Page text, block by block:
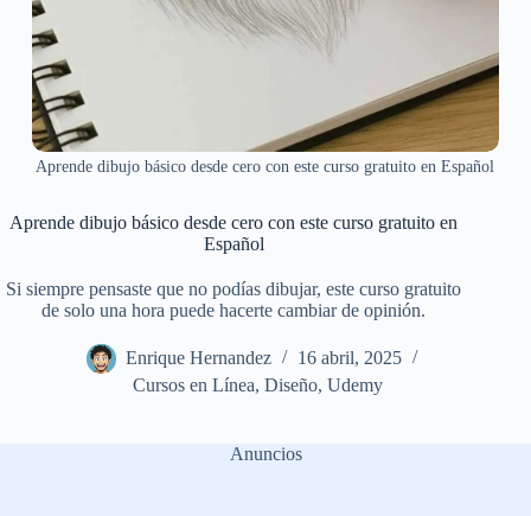
Aprende dibujo básico desde cero con este curso gratuito en Español
Aprende dibujo básico desde cero con este curso gratuito en
Español
Si siempre pensaste que no podías dibujar, este curso gratuito
de solo una hora puede hacerte cambiar de opinión.
Enrique Hernandez
16 abril, 2025
Cursos en Línea, Diseño, Udemy
Anuncios